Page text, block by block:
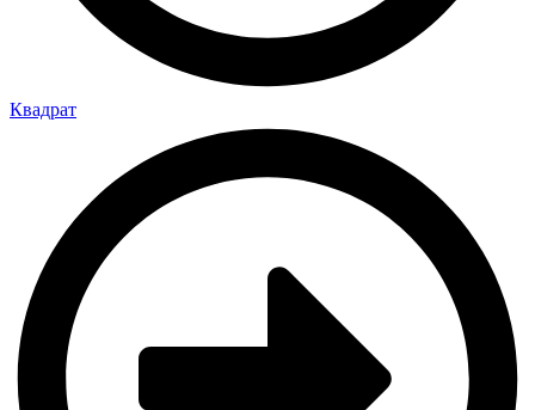
Квадрат